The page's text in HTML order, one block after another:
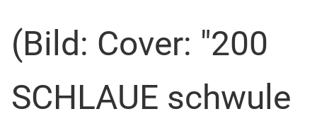
(Bild: Cover: "200
SCHLAUE schwule